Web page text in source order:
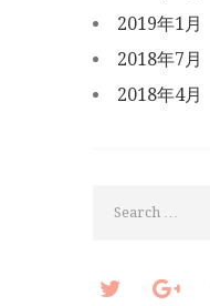
2019年1月
2018年7月
2018年4月